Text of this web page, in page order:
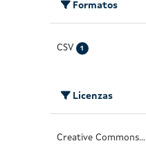
Formatos
CSV 1
Licenzas
Creative Commons...